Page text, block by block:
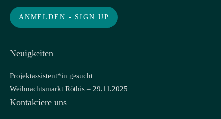
Neuigkeiten
Projektassistent*in gesucht
Weihnachtsmarkt Röthis – 29.11.2025
Kontaktiere uns